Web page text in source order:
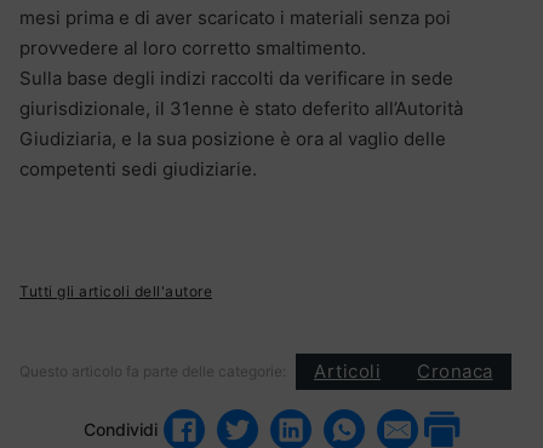
mesi prima e di aver scaricato i materiali senza poi
provvedere al loro corretto smaltimento.
Sulla base degli indizi raccolti da verificare in sede
giurisdizionale, il 31enne è stato deferito all’Autorità
Giudiziaria, e la sua posizione è ora al vaglio delle
competenti sedi giudiziarie.
Tutti gli articoli dell'autore
Questo articolo fa parte delle categorie: Articoli Cronaca
Condividi